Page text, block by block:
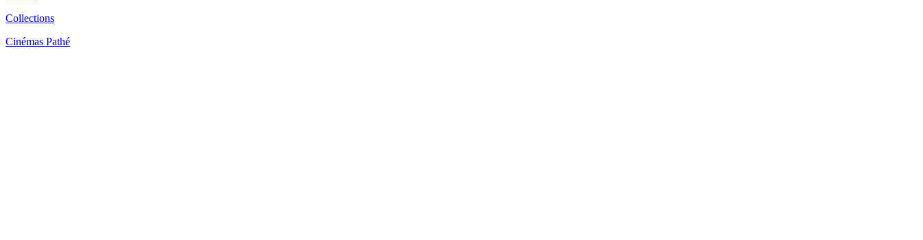
Collections
Cinémas Pathé